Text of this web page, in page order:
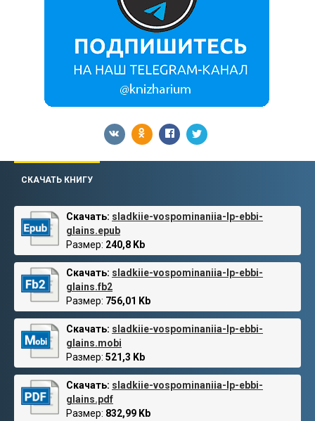
СКАЧАТЬ КНИГУ
Скачать: sladkiie-vospominaniia-lp-ebbi-
glains.epub
Размер: 240,8 Kb
Скачать: sladkiie-vospominaniia-lp-ebbi-
glains.fb2
Размер: 756,01 Kb
Скачать: sladkiie-vospominaniia-lp-ebbi-
glains.mobi
Размер: 521,3 Kb
Скачать: sladkiie-vospominaniia-lp-ebbi-
glains.pdf
Размер: 832,99 Kb